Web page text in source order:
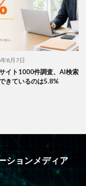
8月7日
イト1000件調査、AI検索
きているのは5.8%
ションメディア